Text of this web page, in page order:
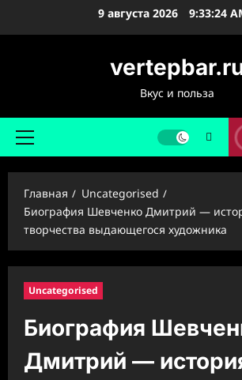
9 августа 2026 9:33:26
Вкус и польза
Основное
Главная
Uncategorised
Биография Шевченко Дмитрий —
творчества выдающегося художника
Uncategorised
Биография
Дмитрий —